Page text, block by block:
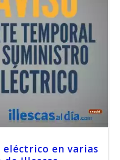
en varias